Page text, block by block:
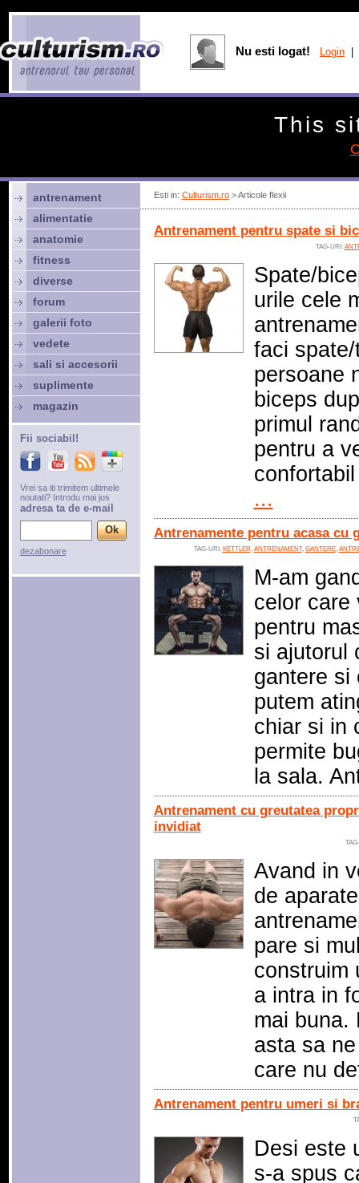
Esti in: Culturism.ro> Articole flexii
Antrenament pentru spate si
TAG-URI:
Spate/
urile cele
faci
persoane
biceps
primul
pentru a
...
Antrenamente pentru acasa cu
TAG-URI: KETTLER, ANTRENAMENT, GANTERE,
M-am
celor care
pentru
si ajutorul
gantere si
putem
chiar si in
permite
la sala.
Antrenament cu greutatea
invidiat
Avand in
de
pare si
construim
a intra in
mai buna.
asta sa
care nu
Antrenament pentru umeri si
Desi este
s-a spus
antrenament
alimentatie
anatomie
fitness
diverse
forum
galerii foto
vedete
sali si accesorii
suplimente
magazin
Fii sociabil!
Vrei sa iti trimitem ultimele
noutati? Introdu mai jos
adresa ta de e-mail
dezabonare
Nu esti logat! Login
This